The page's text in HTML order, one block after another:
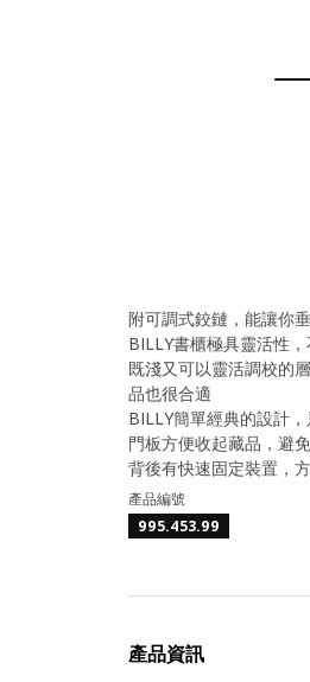
附可調式鉸鏈，能讓你
BILLY書櫃極具靈活性
既淺又可以靈活調校的
品也很合適
BILLY簡單經典的設計
門板方便收起藏品，避
背後有快速固定裝置，
產品編號
995.453.99
產品資訊